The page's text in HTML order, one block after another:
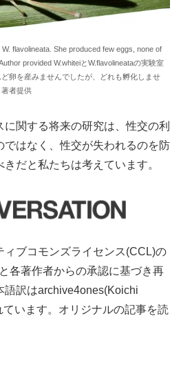
flavolineata. She produced few eggs, none of
provided W.whiteiとW.flavolineataの実験室
卵を産みませんでしたが、どれも孵化しませ
者提供
関する将来の研究は、性交の利
ではなく、性交が失われるのを防
だと私たちは考えています。
ィブコモンズライセンス(CCL)の
と各著作者からの承認に基づき再
語訳はarchive4ones(Koichi
ています。オリジナルの記事を読